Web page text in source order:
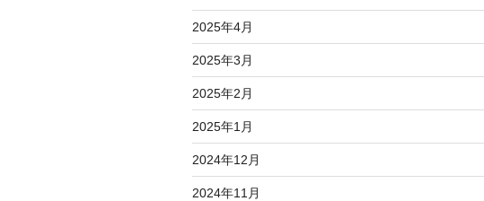
2025年4月
2025年3月
2025年2月
2025年1月
2024年12月
2024年11月